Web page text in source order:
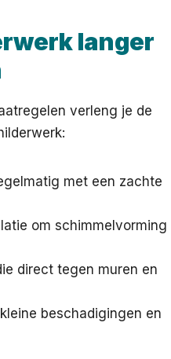
langer
verleng je de
met een zachte
om schimmelvorming
direct tegen muren en
beschadigingen en